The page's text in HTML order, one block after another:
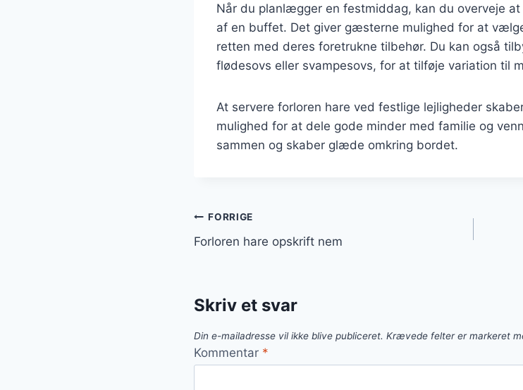
Når du planlægger en festmiddag, kan du overveje
af en buffet. Det giver gæsterne mulighed for at
retten med deres foretrukne tilbehør. Du kan også
flødesovs eller svampesovs, for at tilføje variation til
At servere forloren hare ved festlige lejligheder
mulighed for at dele gode minder med familie og
sammen og skaber glæde omkring bordet.
Indlægsnavigation
FORRIGE
Forloren hare opskrift nem
Skriv et svar
Din e-mailadresse vil ikke blive publiceret. Krævede felter er markeret
Kommentar *